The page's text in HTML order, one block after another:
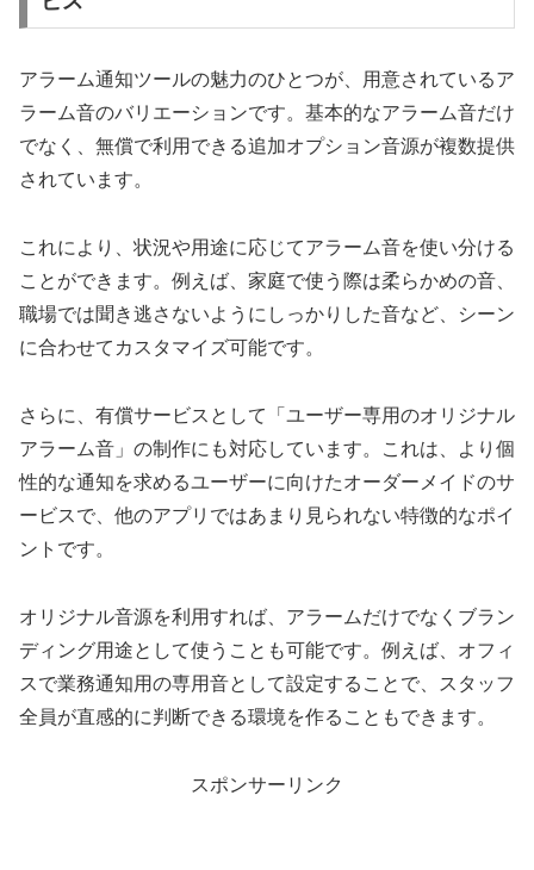
アラーム通知ツールの魅力のひとつが、用意されているア
ラーム音のバリエーションです。基本的なアラーム音だけ
でなく、無償で利用できる追加オプション音源が複数提供
されています。
これにより、状況や用途に応じてアラーム音を使い分ける
ことができます。例えば、家庭で使う際は柔らかめの音、
職場では聞き逃さないようにしっかりした音など、シーン
に合わせてカスタマイズ可能です。
さらに、有償サービスとして「ユーザー専用のオリジナル
アラーム音」の制作にも対応しています。これは、より個
性的な通知を求めるユーザーに向けたオーダーメイドのサ
ービスで、他のアプリではあまり見られない特徴的なポイ
ントです。
オリジナル音源を利用すれば、アラームだけでなくブラン
ディング用途として使うことも可能です。例えば、オフィ
スで業務通知用の専用音として設定することで、スタッフ
全員が直感的に判断できる環境を作ることもできます。
スポンサーリンク